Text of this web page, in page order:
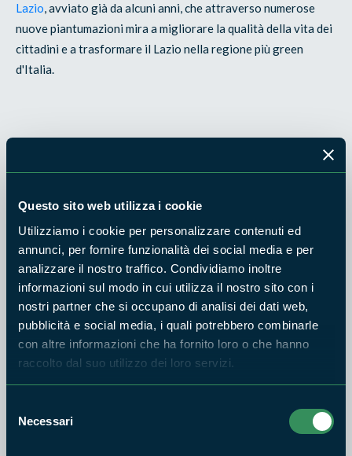
Questo sito web utilizza i cookie
Utilizziamo i cookie per personalizzare contenuti ed
annunci, per fornire funzionalità dei social media e per
analizzare il nostro traffico. Condividiamo inoltre
informazioni sul modo in cui utilizza il nostro sito con i
nostri partner che si occupano di analisi dei dati web,
pubblicità e social media, i quali potrebbero combinarle
con altre informazioni che ha fornito loro o che hanno
raccolto dal suo utilizzo dei loro servizi.
delNecessari
Lazio, avviato già da alcuni anni, che attraverso numerose
nuove piantumazioni mira a migliorare la qualità della vita dei
cittadini e a trasformare il Lazio nella regione più green
d'Italia.
Old Tjikko, foto di Karl Brodowsky - Opera propria, CC BY 3.0
Gli alberi sono tra gli esseri viventi più antichi del pianeta
si ritiene che l'organismo vivente più vecchio conosciuto sia
un abete rosso le cui radici hanno 9.550 anni. Le radici
dell'albero, trovato in Svezia da un gruppo di botanici
dell'Università di Umea e ribattezzatoOld Tjikko, sarebbero
a scrutare quasi con alterigia la deriva del mondo. L'età